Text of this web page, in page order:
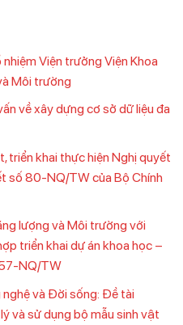
Viện trưởng Viện Khoa
Môi trường
về xây dựng cơ sở dữ liệu đa
triển khai thực hiện Nghị quyết
số 80-NQ/TW của Bộ Chính
lượng và Môi trường với
triển khai dự án khoa học –
NQ/TW
nghệ và Đời sống: Đề tài
và sử dụng bộ mẫu sinh vật